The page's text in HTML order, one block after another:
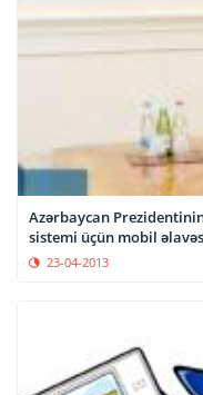
Azərbaycan
sistemi üçün mobil
23-04-2013